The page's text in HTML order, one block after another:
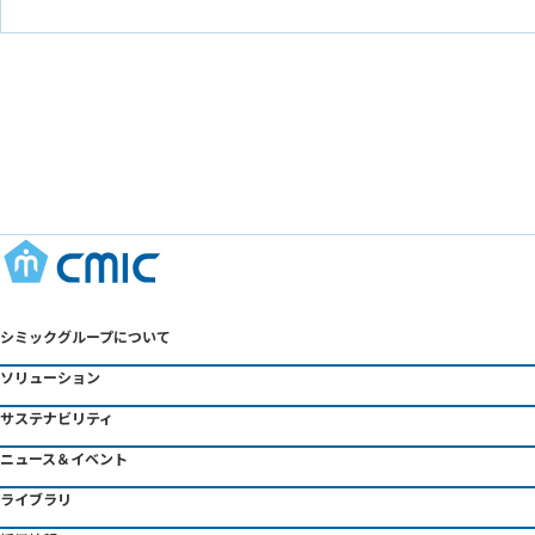
シミックグループについて
ソリューション
サステナビリティ
ニュース＆イベント
ライブラリ